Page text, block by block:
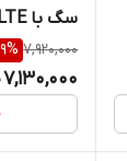
سگ با 4G LTE و Geofence
7,920,000
9%
7,130,000